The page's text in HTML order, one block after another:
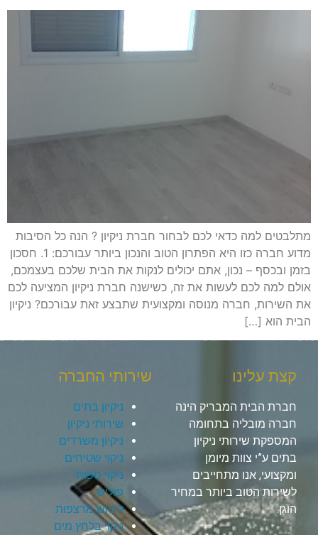
מתלבטים למה כדאי לכם לבחור חברת ניקיון ? הנה כל הסיבות
מדוע חברה כזו היא הפתרון הטוב והנכון ביותר עבורכם: 1. חסכון
בזמן ובכסף – נכון, אתם יכולים לנקות את הבית שלכם בעצמכם,
אולם למה לכם לעשות את זה, כשישנה חברת ניקיון המציעה לכם
את השירות, חברה מנוסה ומקצועית שתבצע זאת עבורכם? ניקיון
הבית הוא […]
קצת עלינו
חברת הבית המבריק הינה
חברה מובליה בתחומה
המספקת שירותי ניקיון
בתים ע”י צוות מיומן
ומקצועי, אנו מתחייבים
לשירות הטוב ביותר במחיר
הוגן.
שירותי החברה
ניקיון בתים
שירותי ניקיון
ניקיון משרדים
ניקוי שטיחים
ניקוי ספות
פוליש
ליטוש מרצפות
ניקוי בלחץ מים